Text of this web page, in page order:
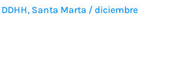
DDHH, Santa Marta /diciembre